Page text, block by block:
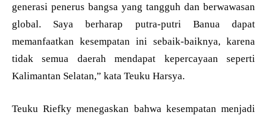
generasi penerus bangsa yang tangguh dan berwawasan
global. Saya berharap putra-putri Banua dapat
memanfaatkan kesempatan ini sebaik-baiknya, karena
tidak semua daerah mendapat kepercayaan seperti
Kalimantan Selatan,” kata Teuku Harsya.
Teuku Riefky menegaskan bahwa kesempatan menjadi